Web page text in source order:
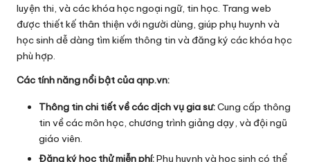
luyện thi, và các khóa học ngoại ngữ, tin học. Trang web
được thiết kế thân thiện với người dùng, giúp phụ huynh và
học sinh dễ dàng tìm kiếm thông tin và đăng ký các khóa học
phù hợp.
Các tính năng nổi bật của qnp.vn:
Thông tin chi tiết về các dịch vụ gia sư:Cung cấp thông
tin về các môn học, chương trình giảng dạy, và đội ngũ
giáo viên.
Đăng ký học thử miễn phí:Phụ huynh và học sinh có thể